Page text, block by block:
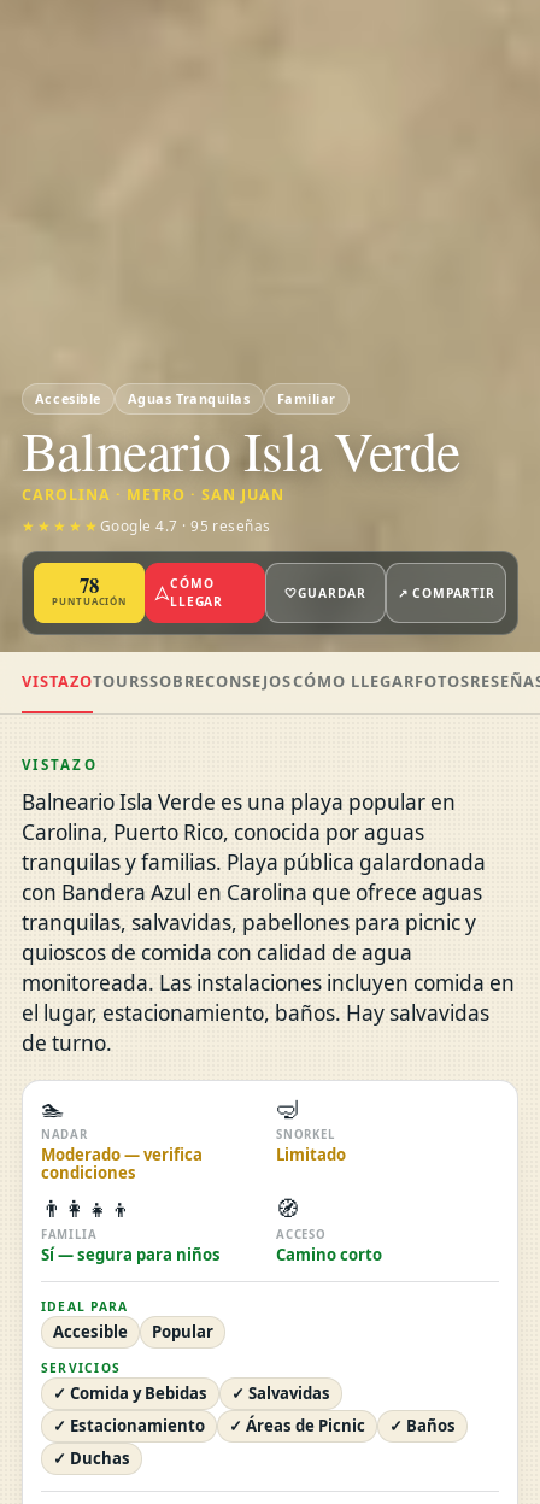
Accesible Aguas Tranquilas Familiar
Balneario Isla Verde
CAROLINA · METRO · SAN JUAN
★★★★★ Google 4.7 · 95 reseñas
78
PUNTUACIÓN
CÓMO
LLEGAR
🤍GUARDAR ↗ COMPARTIR
VISTAZOTOURSSOBRECONSEJOSCÓMO LLEGARFOTOS
VISTAZO
Balneario Isla Verde es una playa popular en
Carolina, Puerto Rico, conocida por aguas
tranquilas y familias. Playa pública galardonada
con Bandera Azul en Carolina que ofrece aguas
tranquilas, salvavidas, pabellones para picnic y
quioscos de comida con calidad de agua
monitoreada. Las instalaciones incluyen comida en
el lugar, estacionamiento, baños. Hay salvavidas
de turno.
🏊
NADAR
Moderado — verifica
condiciones
🤿
SNORKEL
Limitado
👨‍👩‍👧‍👦
FAMILIA
Sí — segura para niños
🧭
ACCESO
Camino corto
IDEAL PARA
Accesible Popular
SERVICIOS
✓ Comida y Bebidas
✓ Salvavidas
✓ Estacionamiento
✓ Áreas de Picnic
✓ Baños
✓ Duchas